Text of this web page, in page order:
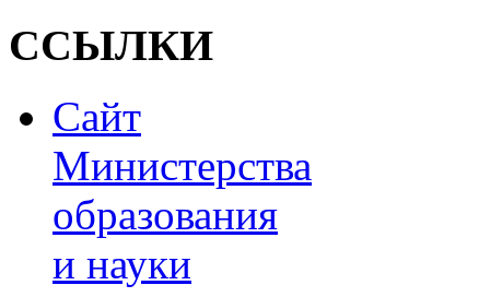
ССЫЛКИ
Сайт
Министерства
образования
и науки